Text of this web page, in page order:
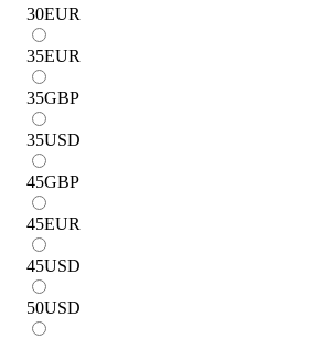
30EUR
35EUR
35GBP
35USD
45GBP
45EUR
45USD
50USD